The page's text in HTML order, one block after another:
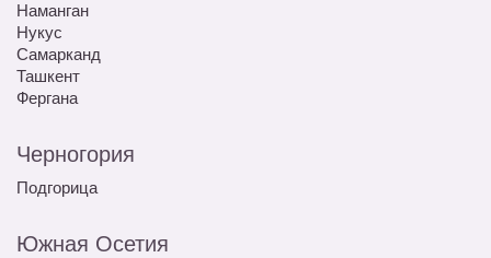
Наманган
Нукус
Самарканд
Ташкент
Фергана
Черногория
Подгорица
Южная Осетия